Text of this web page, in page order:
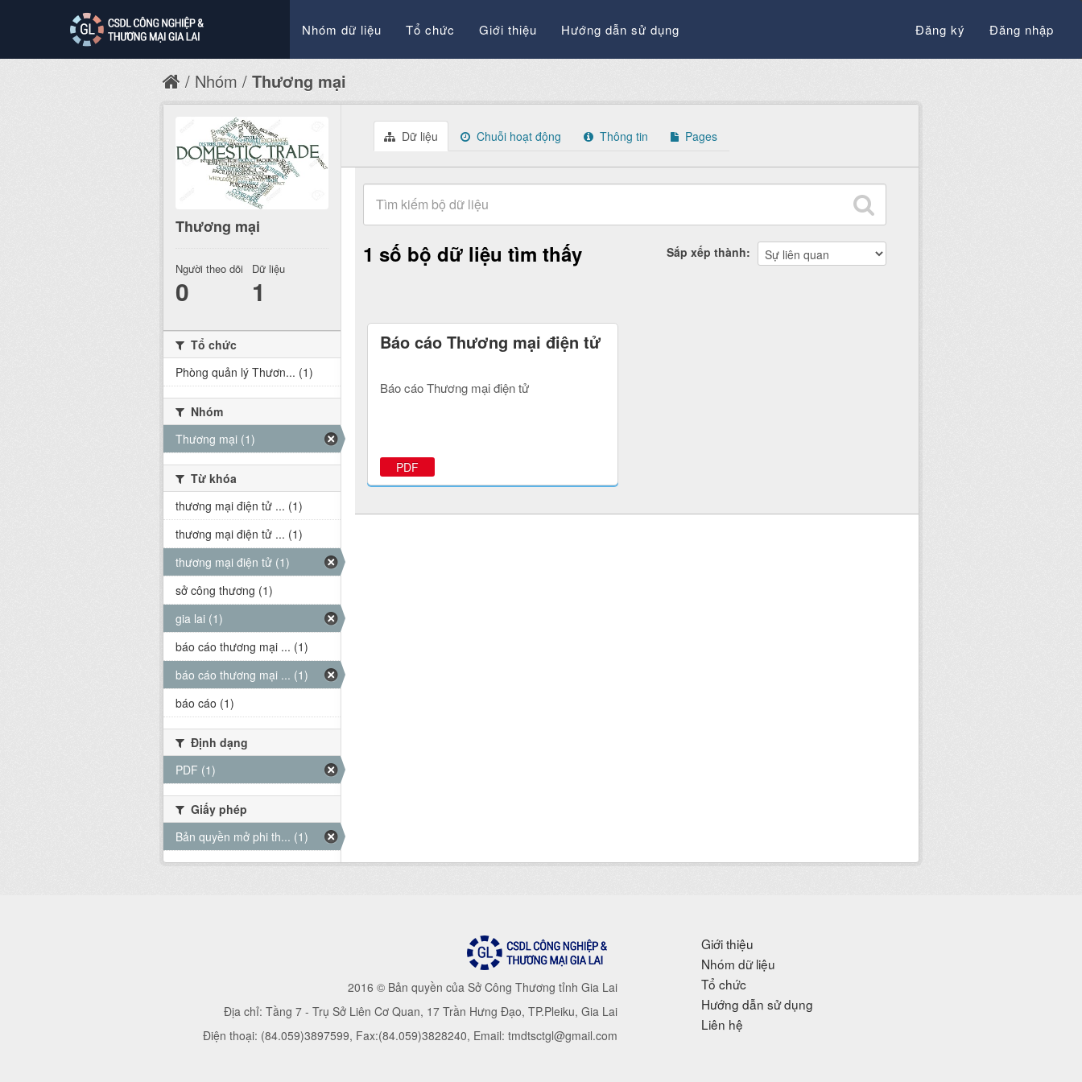
Nhóm dữ liệu Tổ chức Giới thiệu Hướng dẫn sử dụng Đăng ký Đăng nhập
Nhóm Thương mại
Dữ liệu Chuỗi hoạt động Thông tin Pages
Sắp xếp thành
1 số bộ dữ liệu tìm thấy
Báo cáo Thương mại điện tử
Báo cáo Thương mại điện tử
PDF
Thương mại
Người theo dõi
0
Dữ liệu
1
Tổ chức
Phòng quản lý Thươn... (1)
Nhóm
Thương mại (1)
Từ khóa
thương mại điện tử ... (1)
thương mại điện tử ... (1)
thương mại điện tử (1)
sở công thương (1)
gia lai (1)
báo cáo thương mại ... (1)
báo cáo thương mại ... (1)
báo cáo (1)
Định dạng
PDF (1)
Giấy phép
Bản quyền mở phi th... (1)
2016 © Bản quyền của Sở Công Thương tỉnh Gia Lai
Địa chỉ: Tầng 7 - Trụ Sở Liên Cơ Quan, 17 Trần Hưng Đạo, TP.Pleiku, Gia Lai
Điện thoại: (84.059)3897599, Fax:(84.059)3828240, Email: tmdtsctgl@gmail.com
Giới thiệu
Nhóm dữ liệu
Tổ chức
Hướng dẫn sử dụng
Liên hệ